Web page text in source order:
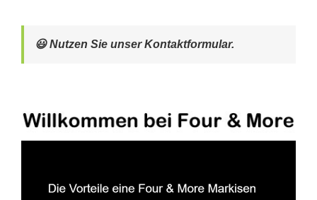
😃 Nutzen Sie unser Kontaktformular.